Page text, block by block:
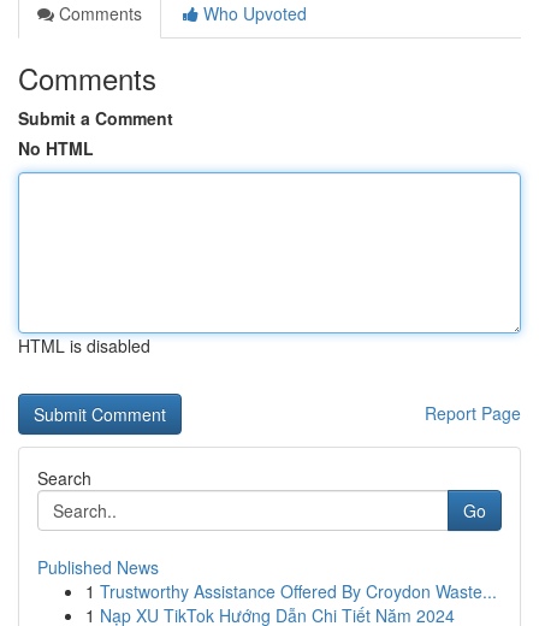
Comments
Who Upvoted
Comments
Submit a Comment
No HTML
HTML is disabled
Report Page
Search
Go
Published News
1 Trustworthy Assistance Offered By Croydon Waste...
1 Nạp XU TikTok Hướng Dẫn Chi Tiết Năm 2024